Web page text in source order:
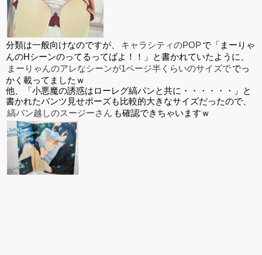
分類は一般向けなのですが、 キャラシティのPOPで「まーりゃ
んのHシーンのってるってばよ！！」と書かれていたように、
まーりゃんのアレなシーンが1ページ半くらいのサイズででっ
かく載ってましたｗ
他、「小悪魔の誘惑はローレグ縞パンと共に・・・・・・」と
書かれたパンツ見せポーズも比較的大きなサイズだったので、
縞パン越しのスージーさん も確認できちゃいますｗ